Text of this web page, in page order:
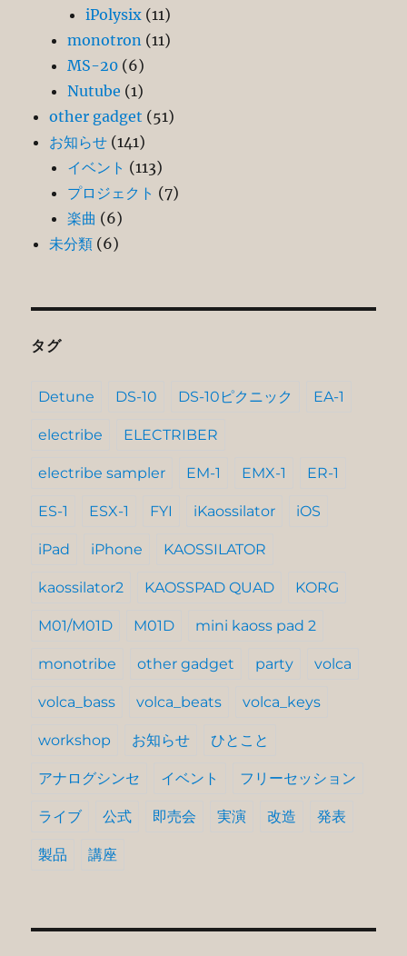
iPolysix (11)
monotron (11)
MS-20 (6)
Nutube (1)
other gadget (51)
お知らせ (141)
イベント (113)
プロジェクト (7)
楽曲 (6)
未分類 (6)
タグ
Detune DS-10 DS-10ピクニック EA-1
electribe ELECTRIBER
electribe sampler EM-1 EMX-1 ER-1
ES-1 ESX-1 FYI iKaossilator iOS
iPad iPhone KAOSSILATOR
kaossilator2 KAOSSPAD QUAD KORG
M01/M01D M01D mini kaoss pad 2
monotribe other gadget party volca
volca_bass volca_beats volca_keys
workshop お知らせ ひとこと
アナログシンセ イベント フリーセッション
ライブ 公式 即売会 実演 改造 発表
製品 講座